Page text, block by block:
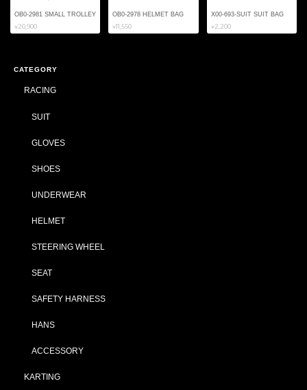
OB0-2981 SMALL TROLLEY
¥20,900
OB0-2978 HELMET BAG
¥11,550
X00-693-SUIT SUIT BAG
¥2,200
CATEGORY
RACING
SUIT
GLOVES
SHOES
UNDERWEAR
HELMET
STEERING WHEEL
SEAT
SAFETY HARNESS
HANS
ACCESSORY
KARTING